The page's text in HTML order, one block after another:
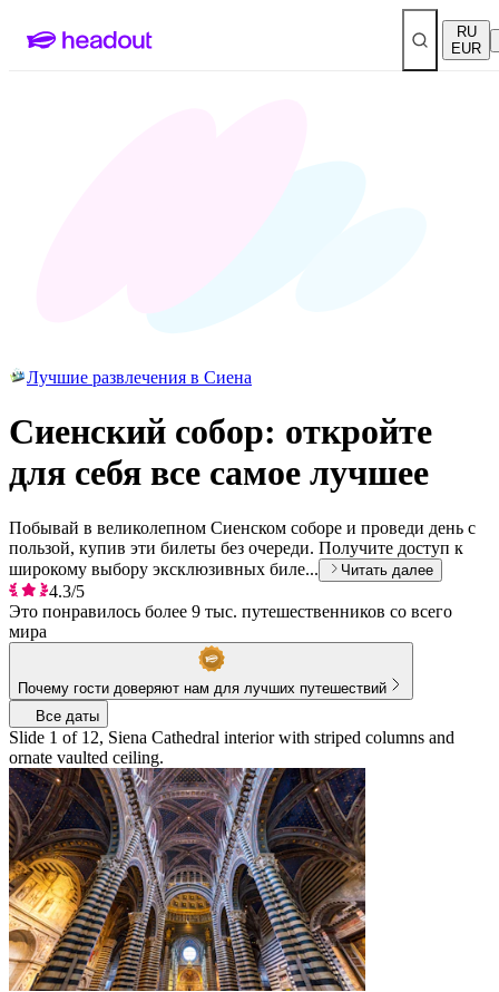
RU
EUR
Лучшие развлечения в Сиена
Сиенский собор: откройте
для себя все самое лучшее
Побывай в великолепном Сиенском соборе и проведи день с
пользой, купив эти билеты без очереди. Получите доступ к
широкому выбору эксклюзивных биле...
Читать далее
4.3/5
Это понравилось более 9 тыс. путешественников со всего
мира
Почему гости доверяют нам для лучших путешествий
Все даты
Slide 1 of 12, Siena Cathedral interior with striped columns and
ornate vaulted ceiling.